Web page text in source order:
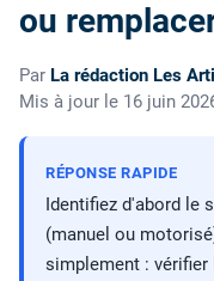
ou
Par La rédaction Les
Mis à jour le 16 juin
RÉPONSE RAPIDE
Identifiez d'abord le
(manuel ou
simplement :